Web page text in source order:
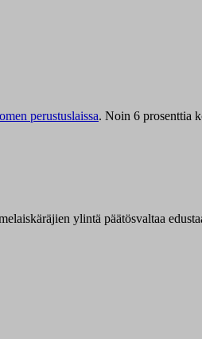
perustuslaissa. Noin 6 prosenttia
ylintä päätösvaltaa